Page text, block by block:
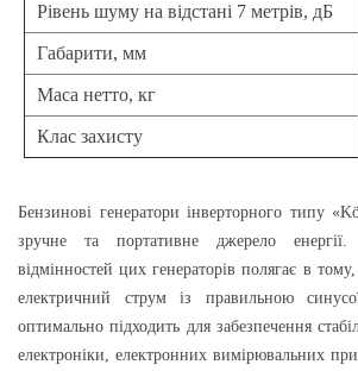
Рівень шуму на відстані 7 метрів, дБ
Габарити, мм
Маса нетто, кг
Клас захисту
Бензинові генератори інверторного типу
зручне та портативне джерело
відмінностей цих генераторів полягає в
електричний струм із правильною
оптимально підходить для забезпечення
електроніки, електронних вимірювальних